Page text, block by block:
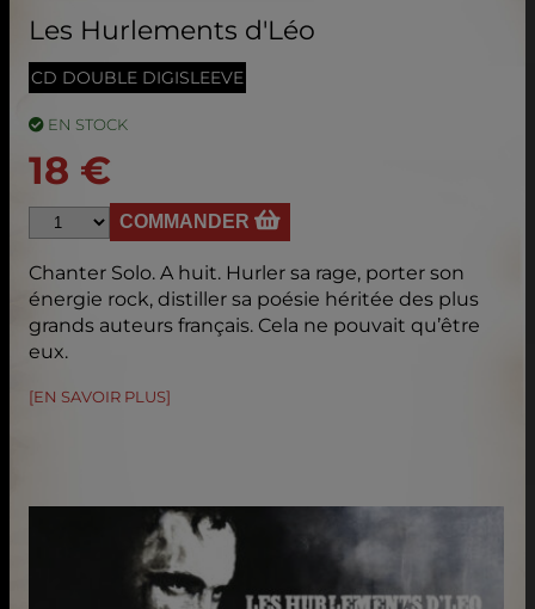
Les Hurlements d'Léo
CD DOUBLE DIGISLEEVE
EN STOCK
18 €
COMMANDER
Chanter Solo. A huit. Hurler sa rage, porter son
énergie rock, distiller sa poésie héritée des plus
grands auteurs français. Cela ne pouvait qu’être
eux.
[EN SAVOIR PLUS]